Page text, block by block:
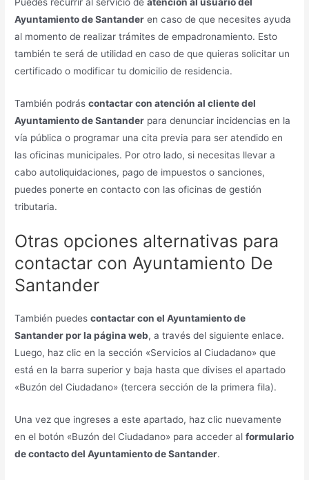
Ayuntamiento de Santander en caso de que necesites ayuda
al momento de realizar trámites de empadronamiento. Esto
también te será de utilidad en caso de que quieras solicitar un
certificado o modificar tu domicilio de residencia.
También podráscontactar con atención al cliente del
Ayuntamiento de Santander para denunciar incidencias en la
vía pública o programar una cita previa para ser atendido en
las oficinas municipales. Por otro lado, si necesitas llevar a
cabo autoliquidaciones, pago de impuestos o sanciones,
puedes ponerte en contacto con las oficinas de gestión
tributaria.
Otras opciones alternativas para
contactar con Ayuntamiento De
Santander
También puedescontactar con el Ayuntamiento de
Santander por la página web, a través del siguiente enlace.
Luego, haz clic en la sección «Servicios al Ciudadano» que
está en la barra superior y baja hasta que divises el apartado
«Buzón del Ciudadano» (tercera sección de la primera fila).
Una vez que ingreses a este apartado, haz clic nuevamente
en el botón «Buzón del Ciudadano» para acceder alformulario
de contacto del Ayuntamiento de Santander.